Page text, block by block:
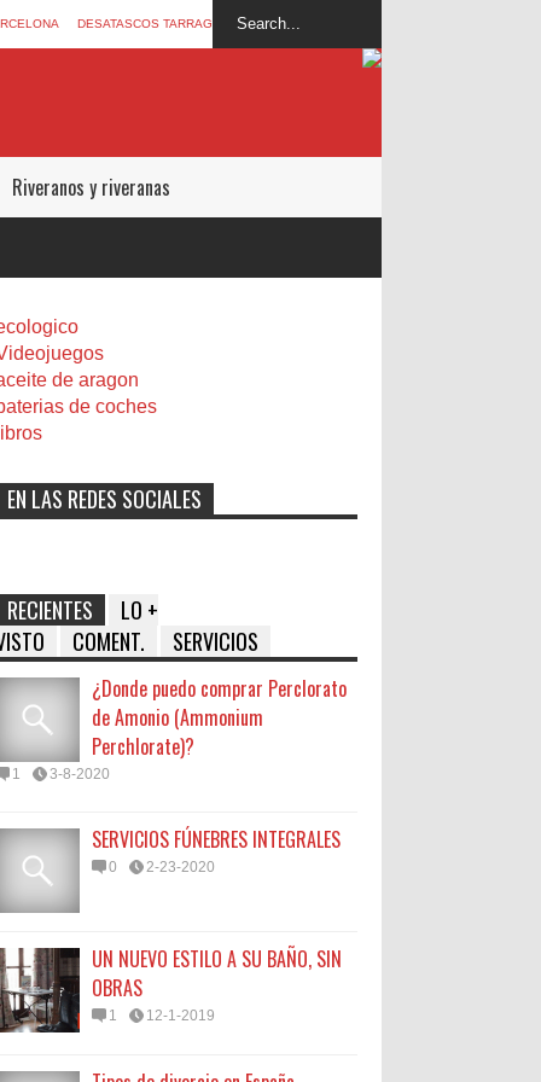
DESATASCOS TARRAGONA
Riveranos y riveranas
de aragon
de coches
libros
EN LAS REDES SOCIALES
RECIENTES
LO +
COMENT. SERVICIOS
¿Donde puedo comprar Perclorato
de Amonio (Ammonium
Perchlorate)?
1 3-8-2020
SERVICIOS FÚNEBRES INTEGRALES
0 2-23-2020
UN NUEVO ESTILO A SU BAÑO, SIN
OBRAS
1 12-1-2019